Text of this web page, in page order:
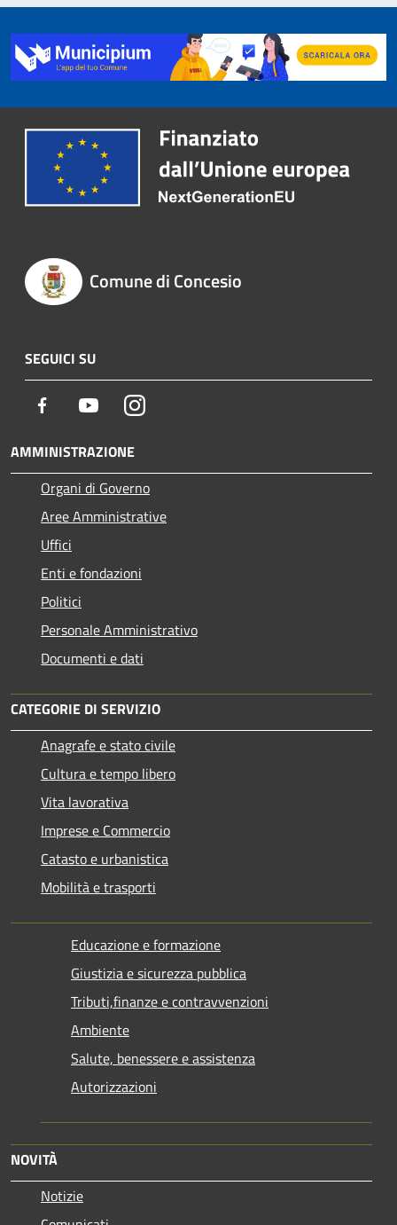
Comune di Concesio
SEGUICI SU
Facebook YoutubeInstagram
AMMINISTRAZIONE
Organi di Governo
Aree Amministrative
Uffici
Enti e fondazioni
Politici
Personale Amministrativo
Documenti e dati
CATEGORIE DI SERVIZIO
Anagrafe e stato civile
Cultura e tempo libero
Vita lavorativa
Imprese e Commercio
Catasto e urbanistica
Mobilità e trasporti
Educazione e formazione
Giustizia e sicurezza pubblica
Tributi,finanze e contravvenzioni
Ambiente
Salute, benessere e assistenza
Autorizzazioni
NOVITÀ
Notizie